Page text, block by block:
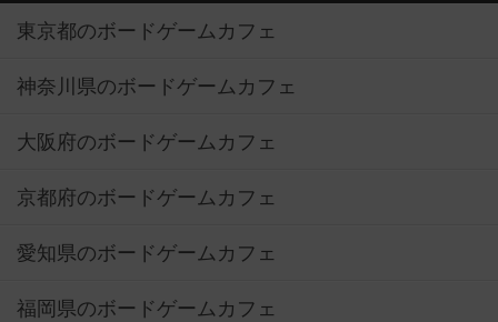
東京都のボードゲームカフェ
神奈川県のボードゲームカフェ
大阪府のボードゲームカフェ
京都府のボードゲームカフェ
愛知県のボードゲームカフェ
福岡県のボードゲームカフェ